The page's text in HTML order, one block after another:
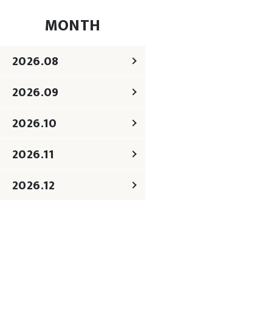
MONTH
2026.08
2026.09
2026.10
2026.11
2026.12